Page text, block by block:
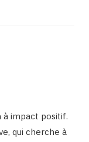
à impact positif.
qui cherche à